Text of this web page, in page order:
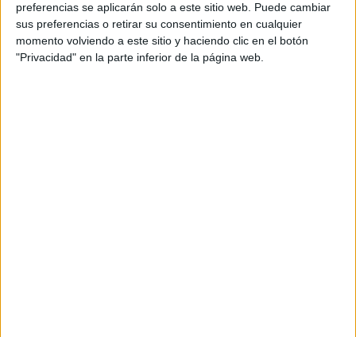
preferencias se aplicarán solo a este sitio web. Puede cambiar
sus preferencias o retirar su consentimiento en cualquier
momento volviendo a este sitio y haciendo clic en el botón
"Privacidad" en la parte inferior de la página web.
Producto
Web pensada para poder ofrecer diferentes
productos propios y ajenos para que los